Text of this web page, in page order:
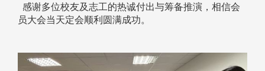
感谢多位校友及志工的热诚付出与筹备推演，相信会
员大会当天定会顺利圆满成功。